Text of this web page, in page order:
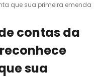
que sua primeira emenda
contas da
sua